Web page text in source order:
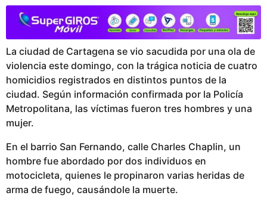
i
d
o
2
a
ñ
o
p
u
b
l
La ciudad de Cartagena se vio sacudida por una ola de
violencia este domingo, con la trágica noticia de cuatro
homicidios registrados en distintos puntos de la
ciudad. Según información confirmada por la Policía
Metropolitana, las víctimas fueron tres hombres y una
mujer.
En el barrio San Fernando, calle Charles Chaplin, un
hombre fue abordado por dos individuos en
motocicleta, quienes le propinaron varias heridas de
arma de fuego, causándole la muerte.